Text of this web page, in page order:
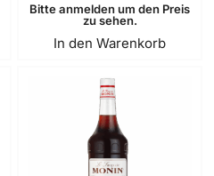
Bitte anmelden um den Preis
zu sehen.
In den Warenkorb